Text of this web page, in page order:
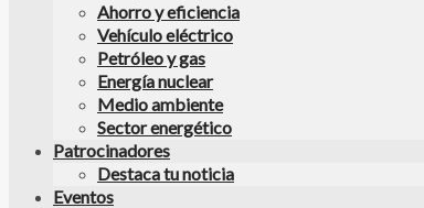
Ahorro y eficiencia
Vehículo eléctrico
Petróleo y gas
Energía nuclear
Medio ambiente
Sector energético
Patrocinadores
Destaca tu noticia
Eventos